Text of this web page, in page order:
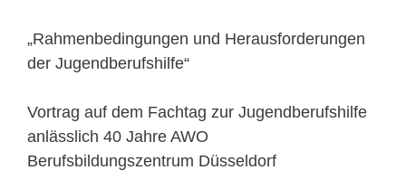
„Rahmenbedingungen und Herausforderungen
der Jugendberufshilfe“
Vortrag auf dem Fachtag zur Jugendberufshilfe
anlässlich 40 Jahre AWO
Berufsbildungszentrum Düsseldorf